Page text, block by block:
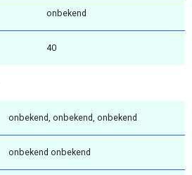
onbekend
40
onbekend, onbekend, onbekend
onbekend onbekend